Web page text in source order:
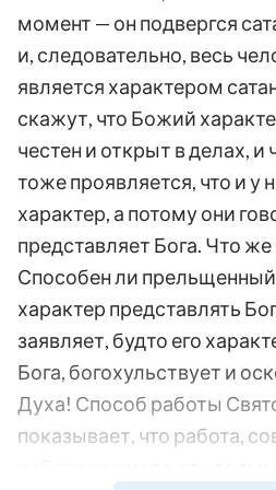
момент — он подвергся
и, следовательно, весь
является характером
скажут, что Божий
честен и открыт в делах, и
тоже проявляется, что и у
характер, а потому они
представляет Бога. Что
Способен ли прельщенный
характер представлять
заявляет, будто его
Бога, богохульствует и
Духа! Способ работы
показывает, что работа,